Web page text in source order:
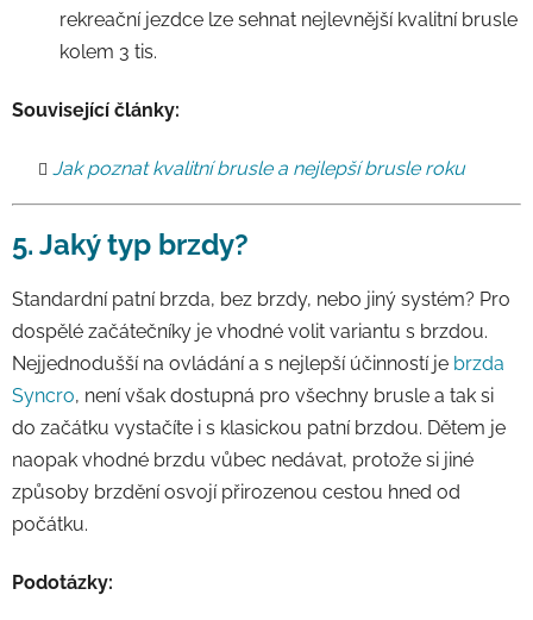
rekreační jezdce lze sehnat nejlevnější kvalitní brusle
kolem 3 tis.
Související články:
Jak poznat kvalitní brusle a nejlepší brusle roku
5. Jaký typ brzdy?
Standardní patní brzda, bez brzdy, nebo jiný systém? Pro
dospělé začátečníky je vhodné volit variantu s brzdou.
Nejjednodušší na ovládání a s nejlepší účinností je brzda
Syncro, není však dostupná pro všechny brusle a tak si
do začátku vystačíte i s klasickou patní brzdou. Dětem je
naopak vhodné brzdu vůbec nedávat, protože si jiné
způsoby brzdění osvojí přirozenou cestou hned od
počátku.
Podotázky: